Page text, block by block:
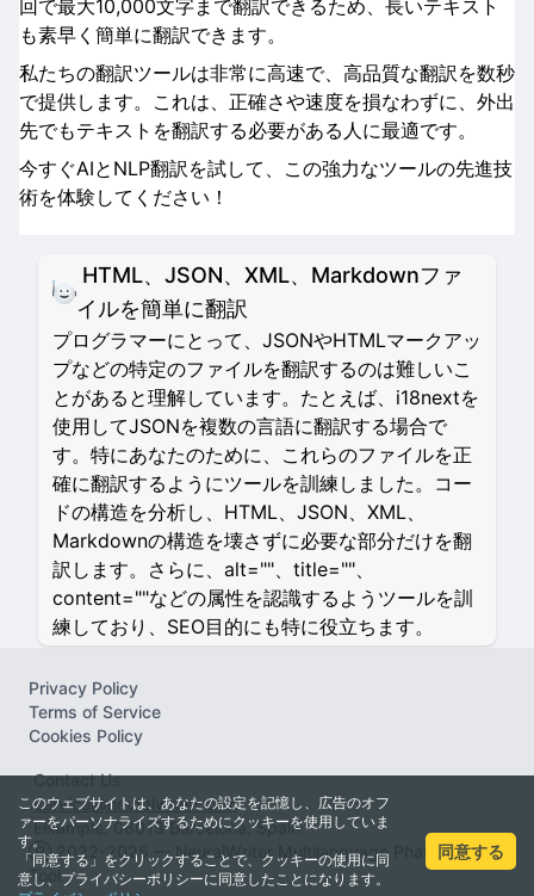
このウェブサイトは、あなたの設定を記憶し、広告のオフ
ァーをパーソナライズするためにクッキーを使用していま
す。
「同意する」をクリックすることで、クッキーの使用に同
意し、プライバシーポリシーに同意したことになります。
同意する
回で最大10,000文字まで翻訳できるため、長いテキスト
も素早く簡単に翻訳できます。
私たちの翻訳ツールは非常に高速で、高品質な翻訳を数秒
で提供します。これは、正確さや速度を損なわずに、外出
先でもテキストを翻訳する必要がある人に最適です。
今すぐAIとNLP翻訳を試して、この強力なツールの先進技
術を体験してください！
HTML、JSON、XML、Markdownファ
イルを簡単に翻訳
プログラマーにとって、JSONやHTMLマークアッ
プなどの特定のファイルを翻訳するのは難しいこ
とがあると理解しています。たとえば、i18nextを
使用してJSONを複数の言語に翻訳する場合で
す。特にあなたのために、これらのファイルを正
確に翻訳するようにツールを訓練しました。コー
ドの構造を分析し、HTML、JSON、XML、
Markdownの構造を壊さずに必要な部分だけを翻
訳します。さらに、alt=""、title=""、
content=""などの属性を認識するようツールを訓
練しており、SEO目的にも特に役立ちます。
Contact Us
service@neuralwriter.com
Eixample, 08013 Barcelona, Spain
Ⓡ 2022-2025 — NeuralWriter Multilanguage Pharaprasing
Tool
Privacy Policy
Terms of Service
Cookies Policy